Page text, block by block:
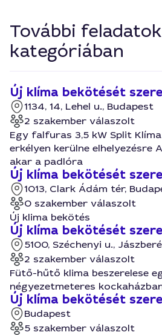
További
kategóriában
Új klíma bekötését
1134, 14, Lehel u., Budapest
2 szakember válaszolt
Egy falfuras 3,5 kW Split
erkélyen kerülne
akar a padlóra
Új klíma bekötését
1013, Clark Ádám tér,
0 szakember válaszolt
Új klima bekötés
Új klíma bekötését
5100, Széchenyi u.,
2 szakember válaszolt
Fütő-hűtő klima beszerelese
négyezetmeteres
Új klíma bekötését
Budapest
5 szakember válaszolt